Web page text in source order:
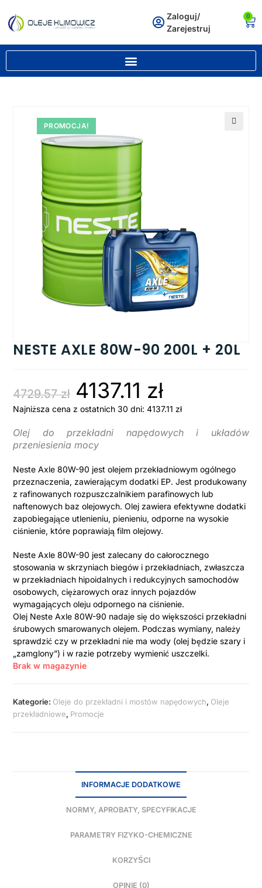
Zaloguj/
Zarejestruj
0
PROMOCJA!
NESTE AXLE 80W-90 200L + 20L
4729.57zł 4137.11 zł
Najniższa cena z ostatnich 30 dni:4137.11 zł
Olej do przekładni napędowych i układów
przeniesienia mocy
Neste Axle 80W-90 jest olejem przekładniowym ogólnego
przeznaczenia, zawierającym dodatki EP. Jest produkowany
z rafinowanych rozpuszczalnikiem parafinowych lub
naftenowych baz olejowych. Olej zawiera efektywne dodatki
zapobiegające utlenieniu, pienieniu, odporne na wysokie
ciśnienie, które poprawiają film olejowy.
Neste Axle 80W-90 jest zalecany do całorocznego
stosowania w skrzyniach biegów i przekładniach, zwłaszcza
w przekładniach hipoidalnych i redukcyjnych samochodów
osobowych, ciężarowych oraz innych pojazdów
wymagających oleju odpornego na ciśnienie.
Olej Neste Axle 80W-90 nadaje się do większości przekładni
śrubowych smarowanych olejem. Podczas wymiany, należy
sprawdzić czy w przekładni nie ma wody (olej będzie szary i
„zamglony”) i w razie potrzeby wymienić uszczelki.
Brak w magazynie
Kategorie: Oleje do przekładni i mostów napędowych, Oleje
przekładniowe, Promocje
INFORMACJE DODATKOWE
NORMY, APROBATY, SPECYFIKACJE
PARAMETRY FIZYKO-CHEMICZNE
KORZYŚCI
OPINIE (0)